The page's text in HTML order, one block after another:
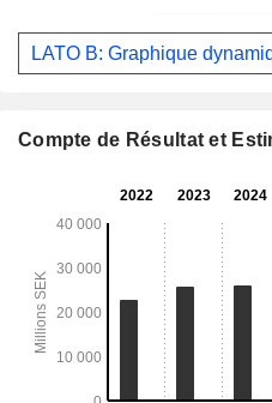
LATO B: Graphique
Compte de Résultat et